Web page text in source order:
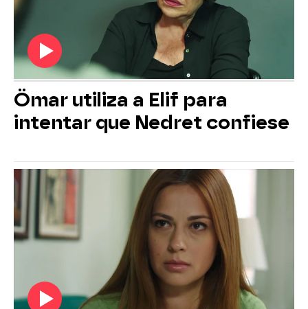
Ömar utiliza a Elif para
intentar que Nedret confiese